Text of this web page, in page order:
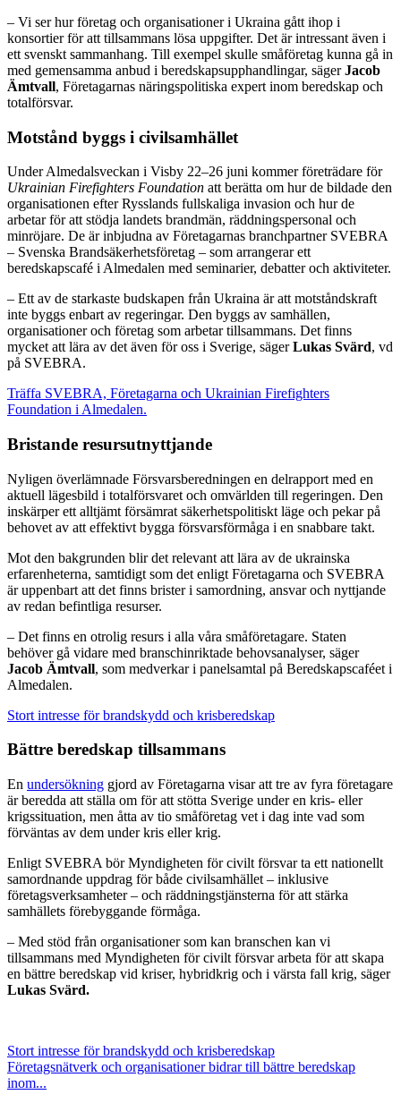
– Vi ser hur företag och organisationer i Ukraina gått ihop i
konsortier för att tillsammans lösa uppgifter. Det är intressant även i
ett svenskt sammanhang. Till exempel skulle småföretag kunna gå in
med gemensamma anbud i beredskapsupphandlingar, sägerJacob
Ämtvall, Företagarnas näringspolitiska expert inom beredskap och
totalförsvar.
Motstånd byggs i civilsamhället
Under Almedalsveckan i Visby 22–26 juni kommer företrädare för
Ukrainian Firefighters Foundation att berätta om hur de bildade den
organisationen efter Rysslands fullskaliga invasion och hur de
arbetar för att stödja landets brandmän, räddningspersonal och
minröjare. De är inbjudna av Företagarnas branchpartner SVEBRA
– Svenska Brandsäkerhetsföretag – som arrangerar ett
beredskapscafé i Almedalen med seminarier, debatter och aktiviteter.
– Ett av de starkaste budskapen från Ukraina är att motståndskraft
inte byggs enbart av regeringar. Den byggs av samhällen,
organisationer och företag som arbetar tillsammans. Det finns
mycket att lära av det även för oss i Sverige, sägerLukas Svärd, vd
på SVEBRA.
Träffa SVEBRA, Företagarna och Ukrainian Firefighters
Foundation i Almedalen.
Bristande resursutnyttjande
Nyligen överlämnade Försvarsberedningen en delrapport med en
aktuell lägesbild i totalförsvaret och omvärlden till regeringen. Den
inskärper ett alltjämt försämrat säkerhetspolitiskt läge och pekar på
behovet av att effektivt bygga försvarsförmåga i en snabbare takt.
Mot den bakgrunden blir det relevant att lära av de ukrainska
erfarenheterna, samtidigt som det enligt Företagarna och SVEBRA
är uppenbart att det finns brister i samordning, ansvar och nyttjande
av redan befintliga resurser.
– Det finns en otrolig resurs i alla våra småföretagare. Staten
behöver gå vidare med branschinriktade behovsanalyser, säger
Jacob Ämtvall, som medverkar i panelsamtal på Beredskapscaféet i
Almedalen.
Stort intresse för brandskydd och krisberedskap
Bättre beredskap tillsammans
En undersökning gjord av Företagarna visar att tre av fyra företagare
är beredda att ställa om för att stötta Sverige under en kris- eller
krigssituation, men åtta av tio småföretag vet i dag inte vad som
förväntas av dem under kris eller krig.
Enligt SVEBRA bör Myndigheten för civilt försvar ta ett nationellt
samordnande uppdrag för både civilsamhället – inklusive
företagsverksamheter – och räddningstjänsterna för att stärka
samhällets förebyggande förmåga.
– Med stöd från organisationer som kan branschen kan vi
tillsammans med Myndigheten för civilt försvar arbeta för att skapa
en bättre beredskap vid kriser, hybridkrig och i värsta fall krig, säger
Lukas Svärd.
Stort intresse för brandskydd och krisberedskap
Företagsnätverk och organisationer bidrar till bättre beredskap
inom...